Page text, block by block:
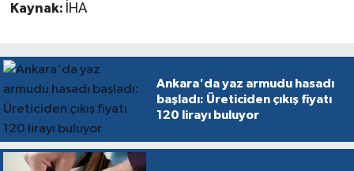
Kaynak: İHA
Ankara'da yaz armudu hasadı
başladı: Üreticiden çıkış fiyatı
120 lirayı buluyor